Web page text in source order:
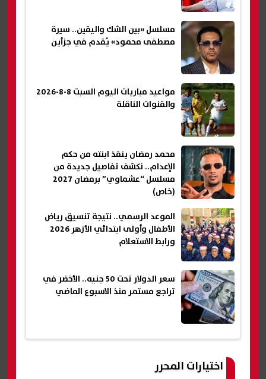
مسلسل «بين الشك واليقين.. سيرة
مصطفى محمود» يُقدم في جزأين
مواعيد مباريات اليوم السبت 8-8-2026
والقنوات الناقلة
محمد رمضان ينقذ ابنته من حكم
الإعدام.. نكشف تفاصيل جديدة من
مسلسل “عشماوي” برمضان 2027
(خاص)
الموعد الرسمي.. نتيجة تنسيق رياض
الأطفال وأولى ابتدائي الأزهر 2026
ورابط الاستعلام
سعر الدولار تحت 50 جنيه.. الأخضر في
تراجع مستمر منذ الاسبوع الماضي
اختيارات المحرر